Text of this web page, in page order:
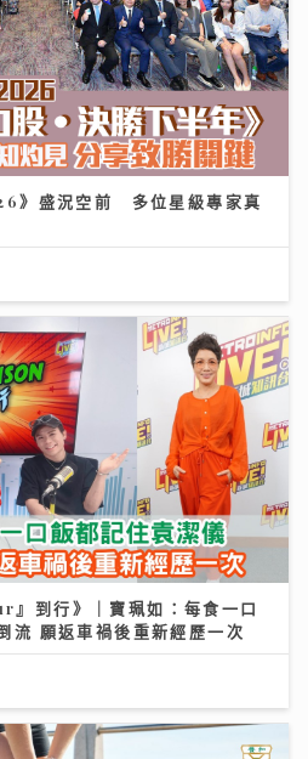
》盛況空前 多位星級專家真
到行》｜寶珮如：每食一口
流 願返車禍後重新經歷一次